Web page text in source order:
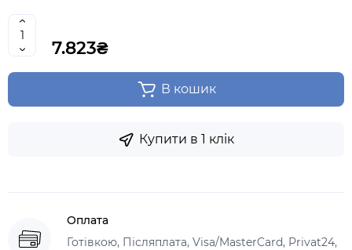
7.823₴
В кошик
Купити в 1 клік
Оплата
Готівкою, Післяплата, Visa/MasterCard, Privat24,